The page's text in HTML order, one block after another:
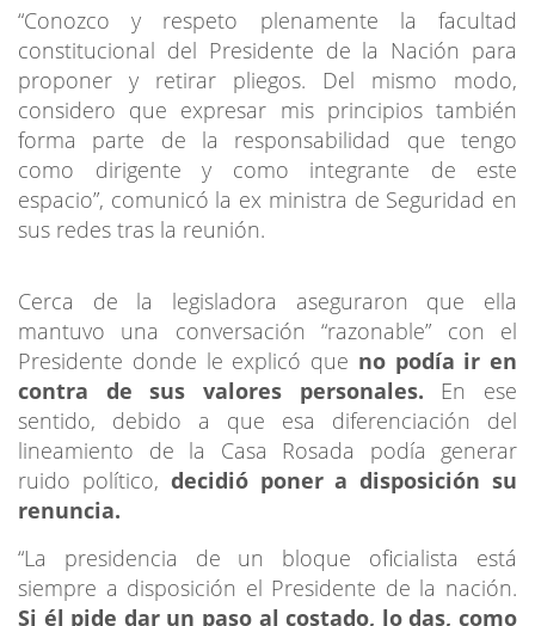
“Conozco y respeto plenamente la facultad
constitucional del Presidente de la Nación para
proponer y retirar pliegos. Del mismo modo,
considero que expresar mis principios también
forma parte de la responsabilidad que tengo
como dirigente y como integrante de este
espacio”, comunicó la ex ministra de Seguridad en
sus redes tras la reunión.
Cerca de la legisladora aseguraron que ella
mantuvo una conversación “razonable” con el
Presidente donde le explicó que no podía ir en
contra de sus valores personales. En ese
sentido, debido a que esa diferenciación del
lineamiento de la Casa Rosada podía generar
ruido político, decidió poner a disposición su
renuncia.
“La presidencia de un bloque oficialista está
siempre a disposición el Presidente de la nación.
Si él pide dar un paso al costado, lo das, como